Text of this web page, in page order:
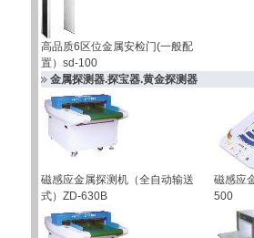
高品质6区位金属安检门(一般配
置）sd-100
金属探测器.探宝器.黄金探测器
磁感应金属探测机（全自动输送
式）ZD-630B
磁感应
500